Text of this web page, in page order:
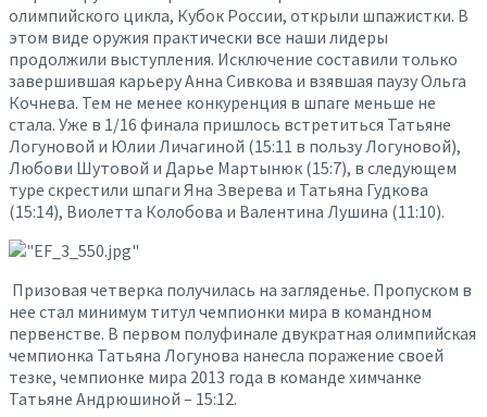
олимпийского цикла, Кубок России, открыли шпажистки. В
этом виде оружия практически все наши лидеры
продолжили выступления. Исключение составили только
завершившая карьеру Анна Сивкова и взявшая паузу Ольга
Кочнева. Тем не менее конкуренция в шпаге меньше не
стала. Уже в 1/16 финала пришлось встретиться Татьяне
Логуновой и Юлии Личагиной (15:11 в пользу Логуновой),
Любови Шутовой и Дарье Мартынюк (15:7), в следующем
туре скрестили шпаги Яна Зверева и Татьяна Гудкова
(15:14), Виолетта Колобова и Валентина Лушина (11:10).
Призовая четверка получилась на загляденье. Пропуском в
нее стал минимум титул чемпионки мира в командном
первенстве. В первом полуфинале двукратная олимпийская
чемпионка Татьяна Логунова нанесла поражение своей
тезке, чемпионке мира 2013 года в команде химчанке
Татьяне Андрюшиной – 15:12.